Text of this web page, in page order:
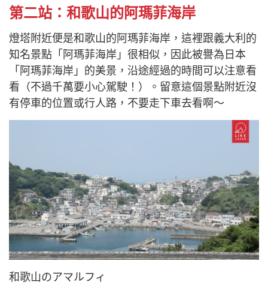
第二站：和歌山的阿瑪菲海岸
燈塔附近便是和歌山的阿瑪菲海岸，這裡跟義大利的
知名景點「阿瑪菲海岸」很相似，因此被譽為日本
「阿瑪菲海岸」的美景，沿途經過的時間可以注意看
看（不過千萬要小心駕駛！）。留意這個景點附近沒
有停車的位置或行人路，不要走下車去看啊～
和歌山のアマルフィ